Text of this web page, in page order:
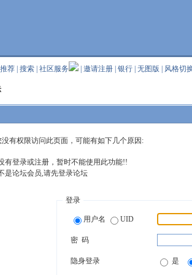
推荐| 搜索| 社区服务 | 邀请注册| 银行 无图版 风格切
有权限访问此页面，可能有如下几个原因:
有登录或注册，暂时不能使用此功能!!
是论坛会员,请先登录论坛
登录
用户名 UID
密 码
隐身登录 是